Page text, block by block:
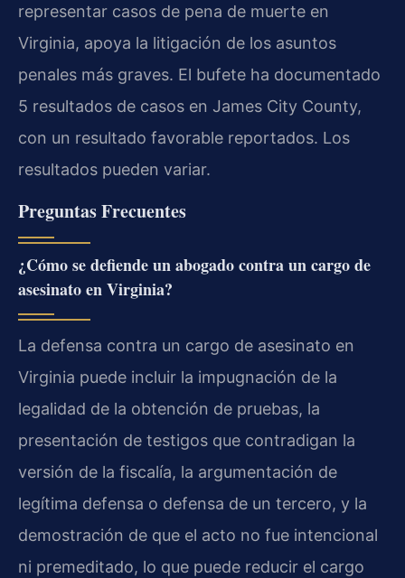
representar casos de pena de muerte en
Virginia, apoya la litigación de los asuntos
penales más graves. El bufete ha documentado
5 resultados de casos en James City County,
con un resultado favorable reportados. Los
resultados pueden variar.
Preguntas Frecuentes
¿Cómo se defiende un abogado contra un cargo de
asesinato en Virginia?
La defensa contra un cargo de asesinato en
Virginia puede incluir la impugnación de la
legalidad de la obtención de pruebas, la
presentación de testigos que contradigan la
versión de la fiscalía, la argumentación de
legítima defensa o defensa de un tercero, y la
demostración de que el acto no fue intencional
ni premeditado, lo que puede reducir el cargo